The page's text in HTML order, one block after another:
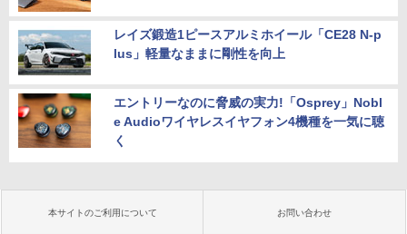
レイズ鍛造1ピースアルミホイール「CE28 N-p
lus」軽量なままに剛性を向上
エントリーなのに脅威の実力!「Osprey」Nobl
e Audioワイヤレスイヤフォン4機種を一気に聴
く
本サイトのご利用について お問い合わせ